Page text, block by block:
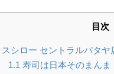
目次
スシロー セントラルパタヤ
1.1 寿司は日本そのまんま